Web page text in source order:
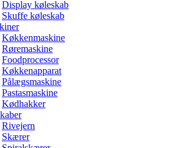
Display køleskab
Skuffe køleskab
Køkkenmaskine
Røremaskine
Foodprocessor
Køkkenapparat
Pålægsmaskine
Pastasmaskine
Kødhakker
Rivejern
Skærer